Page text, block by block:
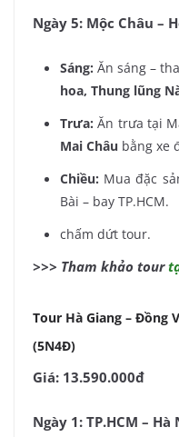
Ngày 5: Mộc Châu –
Sáng: Ăn sáng –
hoa, Thung lũng
Trưa: Ăn trưa tại
Mai Châu bằng xe
Chiều: Mua đặc
Bài – bay TP.HCM.
chấm dứt tour.
>>> Tham khảo tour
Tour Hà Giang – Đồng
(5N4Đ)
Giá: 13.590.000đ
Ngày 1: TP.HCM – Hà